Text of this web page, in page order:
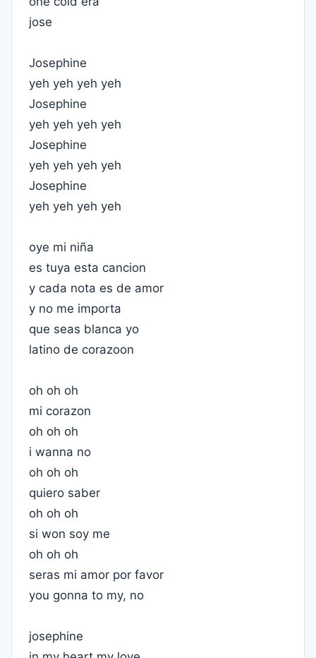
jose
Josephine
yeh yeh yeh yeh
Josephine
yeh yeh yeh yeh
Josephine
yeh yeh yeh yeh
Josephine
yeh yeh yeh yeh
oye mi niña
es tuya esta cancion
y cada nota es de amor
y no me importa
que seas blanca yo
latino de corazoon
oh oh oh
mi corazon
oh oh oh
i wanna no
oh oh oh
quiero saber
oh oh oh
si won soy me
oh oh oh
seras mi amor por favor
you gonna to my, no
josephine